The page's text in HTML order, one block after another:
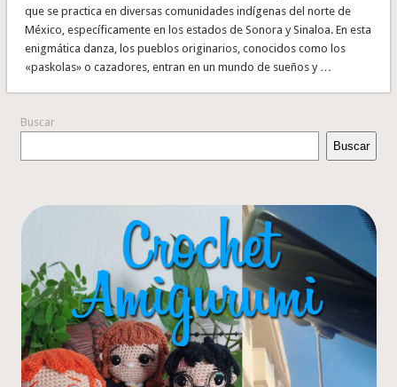
que se practica en diversas comunidades indígenas del norte de
México, específicamente en los estados de Sonora y Sinaloa. En esta
enigmática danza, los pueblos originarios, conocidos como los
«paskolas» o cazadores, entran en un mundo de sueños y …
Buscar
Buscar